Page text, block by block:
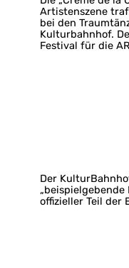
Artistenszene
bei den
Kulturbahnhof.
Festival für die
Der
„beispielgebende
offizieller Teil der